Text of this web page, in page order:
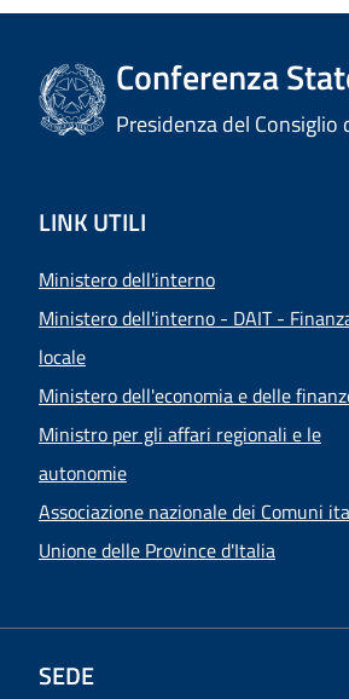
Conferenza
Presidenza del Consiglio
LINK UTILI
Ministero dell'interno
Ministero dell'interno - DAIT -
locale
Ministero dell'economia e delle
Ministro per gli affari regionali e le
autonomie
Associazione nazionale dei Comuni
Unione delle Province d'Italia
SEDE